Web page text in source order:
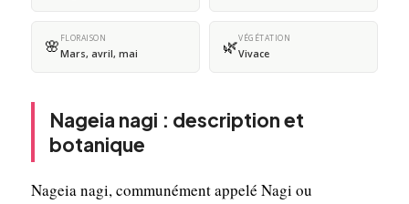
🌸 FLORAISON
Mars, avril, mai 🌿VÉGÉTATION
Vivace
Nageia nagi : description et
botanique
Nageia nagi, communément appelé Nagi ou